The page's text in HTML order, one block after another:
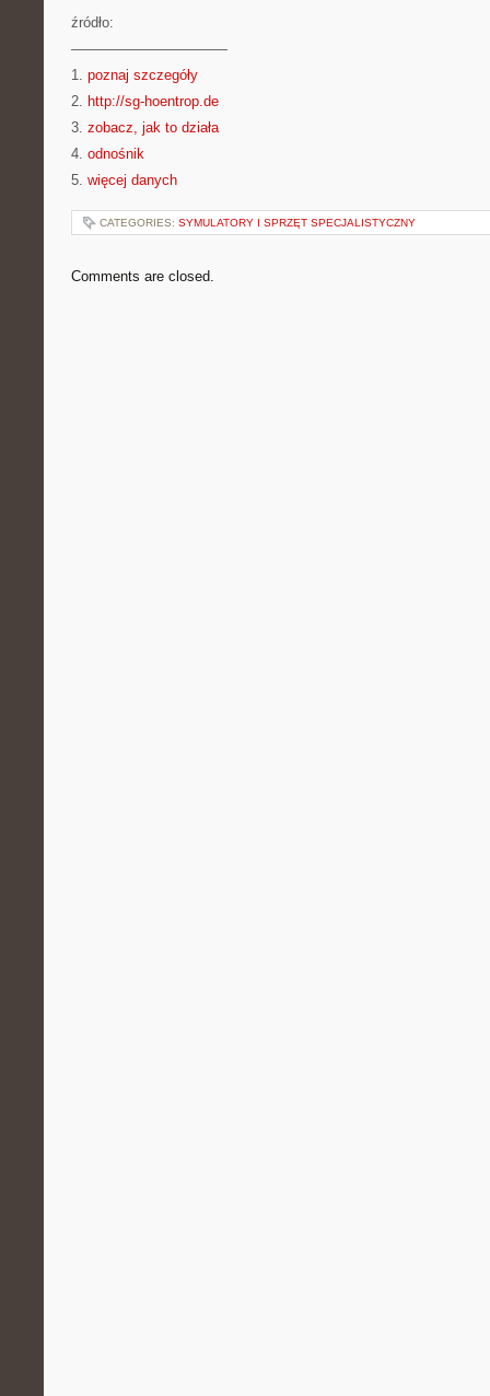
źródło:
———————————
1. poznaj szczegóły
2. http://sg-hoentrop.de
3. zobacz, jak to działa
4. odnośnik
5. więcej danych
CATEGORIES: SYMULATORY I SPRZĘT SPECJALISTYCZNY
Comments are closed.